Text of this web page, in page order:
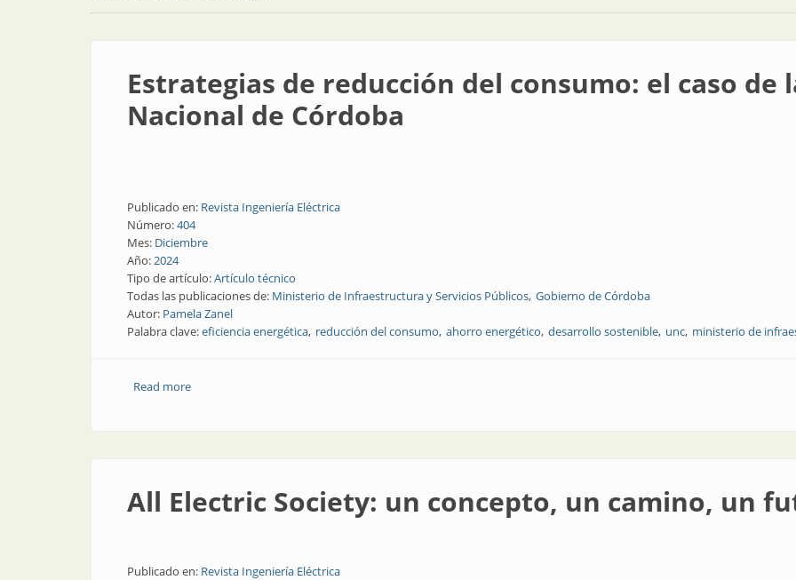
Estrategias de reducción del consumo: el caso de
Nacional de Córdoba
Publicado en: Revista Ingeniería Eléctrica
Número:404
Mes: Diciembre
Año:2024
Tipo de artículo:Artículo técnico
Todas las publicaciones de: Ministerio de Infraestructura y Servicios Públicos Gobierno de Córdoba
Autor: Pamela Zanel
Palabra clave:eficiencia energética reducción del consumo ahorro energético desarrollo sostenible unc ministerio de
Read moreabout Estrategias de reducción del consumo: el caso de la Universidad Nacional de Córdoba
All Electric Society: un concepto, un camino, un
Publicado en: Revista Ingeniería Eléctrica